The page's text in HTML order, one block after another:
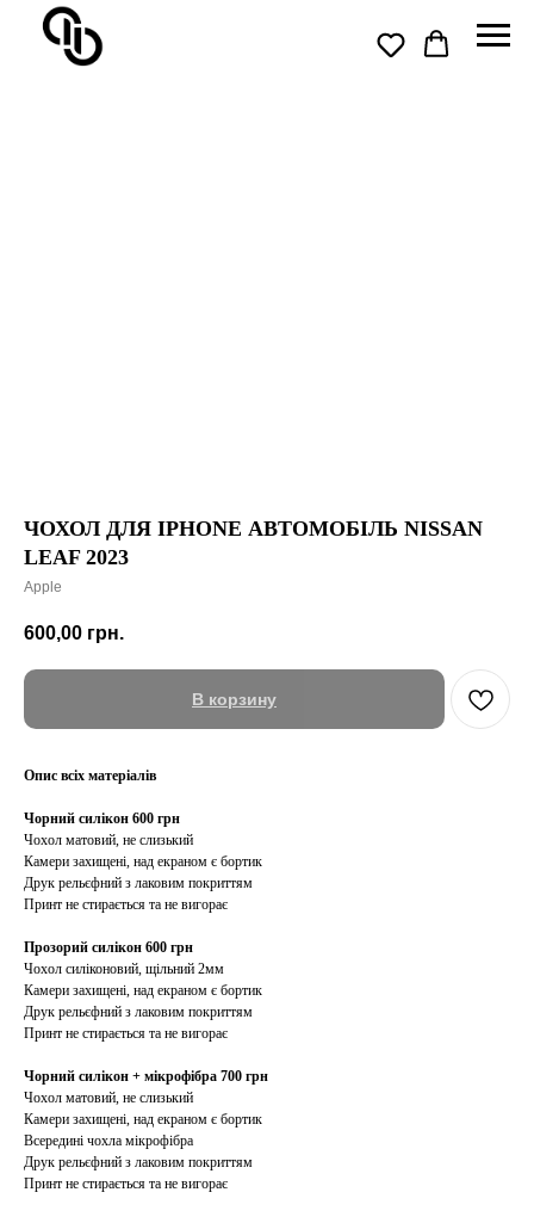
ЧОХОЛ ДЛЯ IPHONE АВТОМОБІЛЬ NISSAN
LEAF 2023
Apple
600,00 грн.
В корзину
Опис всіх матеріалів
Чорний силікон 600 грн
Чохол матовий, не слизький
Камери захищені, над екраном є бортик
Друк рельєфний з лаковим покриттям
Принт не стирається та не вигорає
Прозорий силікон 600 грн
Чохол силіконовий, щільний 2мм
Камери захищені, над екраном є бортик
Друк рельєфний з лаковим покриттям
Принт не стирається та не вигорає
Чорний силікон + мікрофібра 700 грн
Чохол матовий, не слизький
Камери захищені, над екраном є бортик
Всередині чохла мікрофібра
Друк рельєфний з лаковим покриттям
Принт не стирається та не вигорає